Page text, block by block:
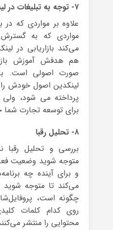
۷- توجه به تبلیغات در لینکدین
علاوه بر مواردی که در
مواردی که به
می‌کند بازاریابی در
هم هدفش آموزش
صورت اصولی است.
لینکدین اصول خودش را
پرداخته می شود،
برای توسعه تجارت شما
۸- تحلیل رقبا
بررسی و تحلیل
متوجه شوید وضعیت
و برای آینده چه
می‌کند تا متوجه شوید
چگونه است،
روی کدام کلمات
محتوایی را منتشر